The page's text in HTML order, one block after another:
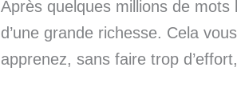
Après quelques millions de
d’une grande richesse. Cela
apprenez, sans faire trop